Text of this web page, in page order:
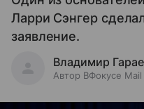
Ларри Сэнгер
заявление.
Владимир
Автор ВФокусе Mail